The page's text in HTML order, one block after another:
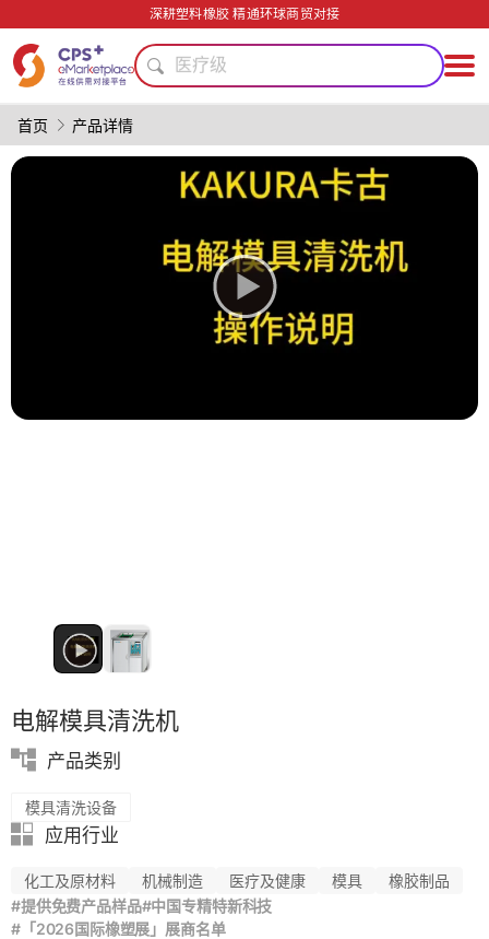
深耕塑料橡胶 精通环球商贸对接
自动化
医疗级
模具
PET
PP
绿色成型方案
PVC
自动化
单一材料
医疗级
首页 产品详情
电解模具清洗机
产品类别
模具清洗设备
应用行业
化工及原材料 机械制造 医疗及健康 模具
橡胶制品
#提供免费产品样品#中国专精特新科技
#「2026国际橡塑展」展商名单